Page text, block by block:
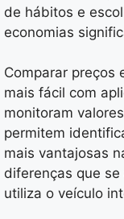
de hábitos e
economias
Comparar preços
mais fácil com
monitoram
permitem
mais vantajosas
diferenças que
utiliza o veículo